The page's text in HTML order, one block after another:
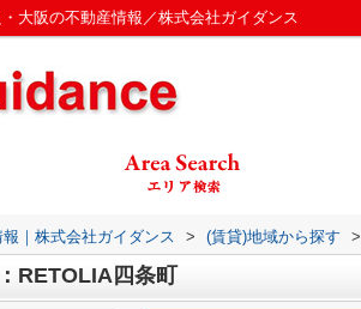
大阪の不動産情報／株式会社ガイダンス
｜株式会社ガイダンス > (賃貸)地域から探す >
RETOLIA四条町